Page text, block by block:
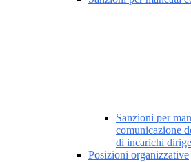
Sanzioni per
comunicazione
di incarichi
Posizioni organizzative